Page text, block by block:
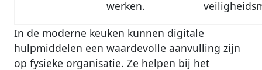
werken.
In de moderne keuken kunnen digitale
hulpmiddelen een waardevolle aanvulling zijn
op fysieke organisatie. Ze helpen bij het